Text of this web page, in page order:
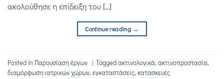
ακολούθησε η επίδειξη του […]
Continue reading →
Posted in Παρουσίαση έργων Taggedακτινολογικά, ακτινοπροστασία,
διαμόρφωση ιατρικών χώρων, εγκαταστάσεις, κατασκευές